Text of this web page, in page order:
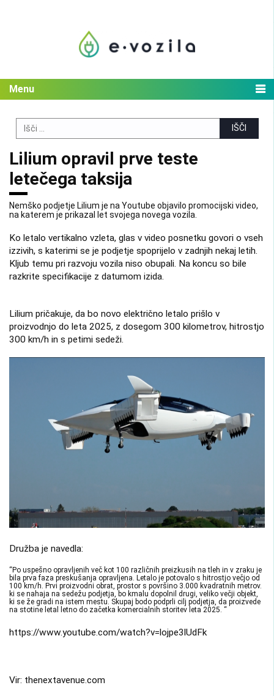
Menu
Search
for:
Lilium opravil prve teste
letečega taksija
Nemško podjetje Lilium je na Youtube objavilo promocijski video,
na katerem je prikazal let svojega novega vozila.
Ko letalo vertikalno vzleta, glas v video posnetku govori o vseh
izzivih, s katerimi se je podjetje spoprijelo v zadnjih nekaj letih.
Kljub temu pri razvoju vozila niso obupali. Na koncu so bile
razkrite specifikacije z datumom izida.
Lilium pričakuje, da bo novo električno letalo prišlo v
proizvodnjo do leta 2025, z dosegom 300 kilometrov, hitrostjo
300 km/h in s petimi sedeži.
Družba je navedla:
“Po uspešno opravljenih več kot 100 različnih preizkusih na tleh in v zraku je
bila prva faza preskušanja opravljena. Letalo je potovalo s hitrostjo večjo od
100 km/h. Prvi proizvodni obrat, prostor s površino 3.000 kvadratnih metrov.
ki se nahaja na sedežu podjetja, bo kmalu dopolnil drugi, veliko večji objekt,
ki se že gradi na istem mestu. Skupaj bodo podprli cilj podjetja, da proizvede
na stotine letal letno do začetka komercialnih storitev leta 2025. “
https://www.youtube.com/watch?v=lojpe3lUdFk
Vir: thenextavenue.com